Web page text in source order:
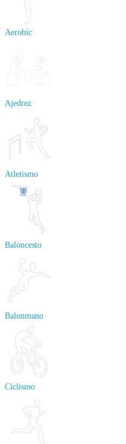
Aerobic
Ajedrez
Atletismo
Baloncesto
Balonmano
Ciclismo